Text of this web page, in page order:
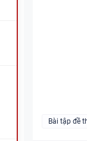
Bài tập đề